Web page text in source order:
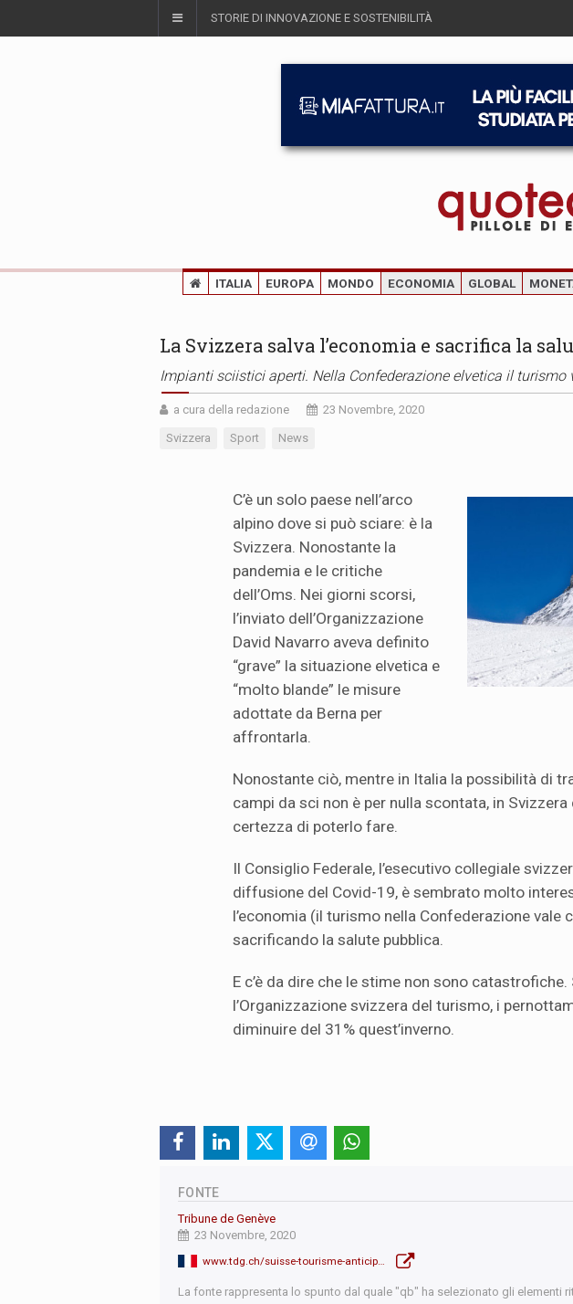
STORIE DI INNOVAZIONE E SOSTENIBILITÀ
ITALIA EUROPA MONDO ECONOMIA GLOBAL
La Svizzera salva l’economia e sacrifica la
Impianti sciistici aperti. Nella Confederazione elvetica il turismo
a cura della redazione 23 Novembre, 2020
Svizzera Sport News
C’è un solo paese nell’arco
alpino dove si può sciare: è la
Svizzera. Nonostante la
pandemia e le critiche
dell’Oms. Nei giorni scorsi,
l’inviato dell’Organizzazione
David Navarro aveva definito
“grave” la situazione elvetica e
“molto blande” le misure
adottate da Berna per
affrontarla.
Nonostante ciò, mentre in Italia la possibilità di
campi da sci non è per nulla scontata, in Svizzera
certezza di poterlo fare.
Il Consiglio Federale, l’esecutivo collegiale
diffusione del Covid-19, è sembrato molto
l’economia (il turismo nella Confederazione vale
sacrificando la salute pubblica.
E c’è da dire che le stime non sono
l’Organizzazione svizzera del turismo, i
diminuire del 31% quest’inverno.
FONTE
Tribune de Genève
23 Novembre, 2020
www.tdg.ch/suisse-tourisme-anticipe-une-saison-dhiver-difficile-372425136449
La fonte rappresenta lo spunto dal quale "qb" ha selezionato gli elementi